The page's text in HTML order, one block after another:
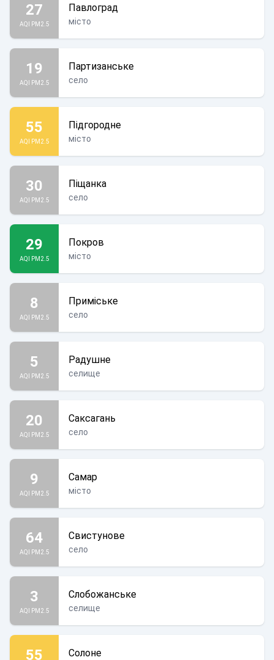
27
AQI PM2.5
Павлоград
місто
19
AQI PM2.5
Партизанське
село
55
AQI PM2.5
Підгородне
місто
30
AQI PM2.5
Піщанка
село
29
AQI PM2.5
Покров
місто
8
AQI PM2.5
Приміське
село
5
AQI PM2.5
Радушне
селище
20
AQI PM2.5
Саксагань
село
9
AQI PM2.5
Самар
місто
64
AQI PM2.5
Свистунове
село
3
AQI PM2.5
Слобожанське
селище
55 Солоне